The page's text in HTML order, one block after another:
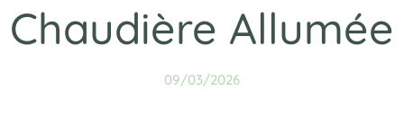
Chaudière Allumée
09/03/2026